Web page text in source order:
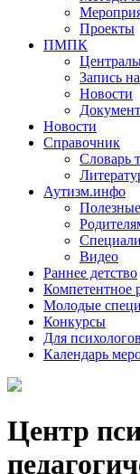
Проекты
ПМПК
Запись
Новости
Новости
Справочник
Словарь
Аутизм.инфо
Видео
Раннее детство
Компетентное
Молодые
Конкурсы
Для психологов
Календарь
Центр